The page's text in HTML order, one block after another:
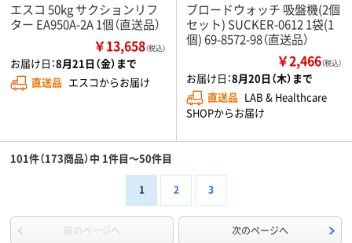
エスコ 50kg サクションリフ
ター EA950A-2A 1個（直送品）
￥13,658（税込）
お届け日：8月21日（金）まで
直送品 エスコからお届け
ブロードウォッチ 吸盤機(2個
セット) SUCKER-0612 1袋(1
個) 69-8572-98（直送品）
￥2,466（税込）
お届け日：8月20日（木）まで
直送品 LAB & Healthcare
SHOPからお届け
101件（173商品）中 1件目～50件目
1 2 3
前のページへ 次のページへ